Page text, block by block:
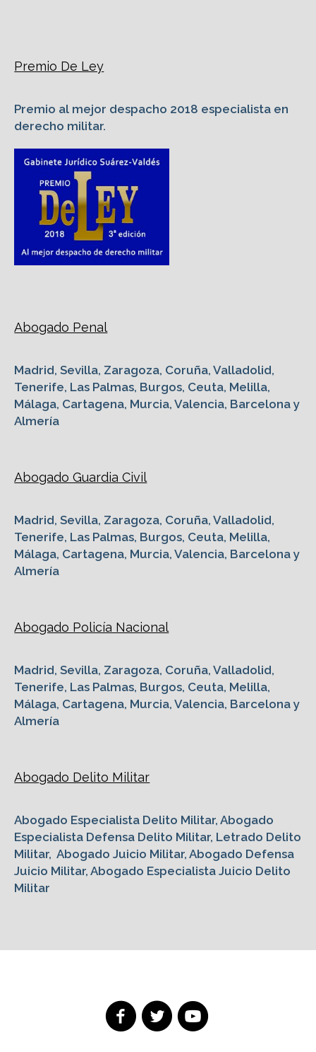
Premio De Ley
Premio al mejor despacho 2018 especialista en
derecho militar.
Abogado Penal
Madrid, Sevilla, Zaragoza, Coruña, Valladolid,
Tenerife, Las Palmas, Burgos, Ceuta, Melilla,
Málaga, Cartagena, Murcia, Valencia, Barcelona y
Almería
Abogado Guardia Civil
Madrid, Sevilla, Zaragoza, Coruña, Valladolid,
Tenerife, Las Palmas, Burgos, Ceuta, Melilla,
Málaga, Cartagena, Murcia, Valencia, Barcelona y
Almería
Abogado Policía Nacional
Madrid, Sevilla, Zaragoza, Coruña, Valladolid,
Tenerife, Las Palmas, Burgos, Ceuta, Melilla,
Málaga, Cartagena, Murcia, Valencia, Barcelona y
Almería
Abogado Delito Militar
Abogado Especialista Delito Militar, Abogado
Especialista Defensa Delito Militar, Letrado Delito
Militar, Abogado Juicio Militar, Abogado Defensa
Juicio Militar, Abogado Especialista Juicio Delito
Militar